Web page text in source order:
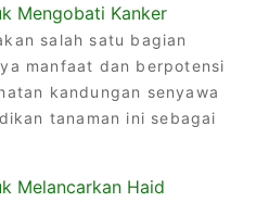
Mengobati Kanker
salah satu bagian
manfaat dan berpotensi
kandungan senyawa
tanaman ini sebagai
Melancarkan Haid